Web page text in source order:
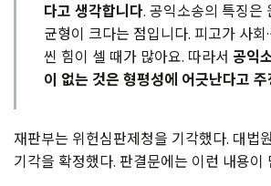
다고 생각합니다. 공익소송의 특징은
균형이 크다는 점입니다. 피고가 사회
씬 힘이 셀 때가 많아요. 따라서 공익
이 없는 것은 형평성에 어긋난다고
재판부는 위헌심판제청을 기각했다. 대법
기각을 확정했다. 판결문에는 이런 내용이